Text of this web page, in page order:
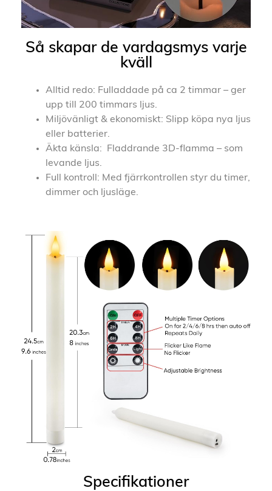
Så skapar de vardagsmys varje
kväll
Alltid redo: Fulladdade på ca 2 timmar – ger
upp till 200 timmars ljus.
Miljövänligt & ekonomiskt: Slipp köpa nya ljus
eller batterier.
Äkta känsla: Fladdrande 3D-flamma – som
levande ljus.
Full kontroll: Med fjärrkontrollen styr du timer,
dimmer och ljusläge.
Specifikationer